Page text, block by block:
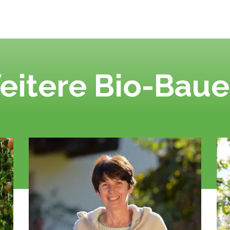
Bio-